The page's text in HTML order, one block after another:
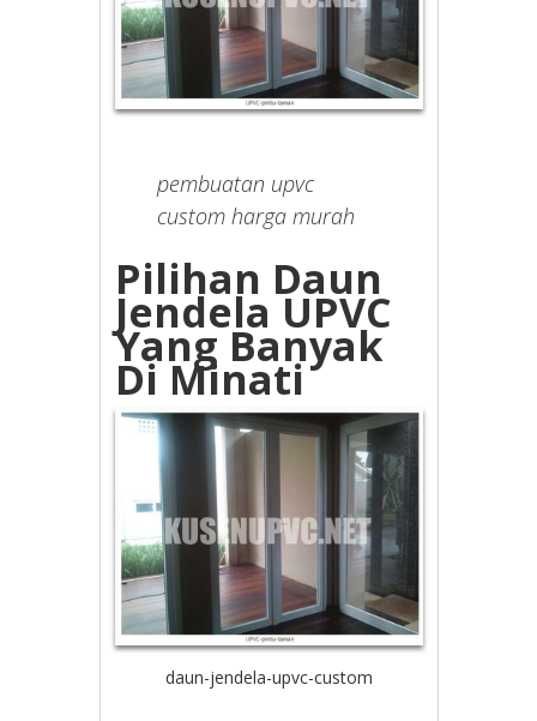
pembuatan upvc
custom harga murah
Pilihan Daun
Jendela UPVC
Yang Banyak
Di Minati
daun-jendela-upvc-custom